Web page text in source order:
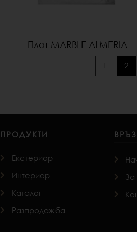
Плот MARBLE ALMERIA
1 2
ПРОДУКТИ
Екстериор
Интериор
Каталог
Разпродажба
За